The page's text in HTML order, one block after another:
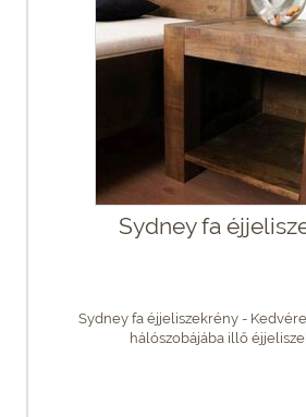
Sydney fa
Sydney fa éjjeliszekrény -
hálószobájába illő